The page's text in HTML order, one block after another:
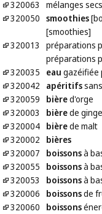
320063
mélanges
320050 smoothies
[smoothies]
320013
préparations
préparations
320035
eau gazéifiée
320042
apéritifs
320059
bièred'orge
320003
bièrede
320004 bièrede malt
320002
bières
320007
boissonsà
320055
boissonsà
320053
boissonsà
320006
boissonsde
320060
boissons